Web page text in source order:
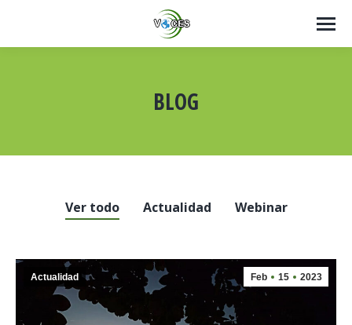
BLOG
Ver todo Actualidad Webinar
Feb 15 2023
Actualidad